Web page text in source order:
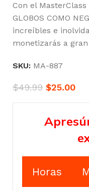
Con el MasterClass
GLOBOS COMO
increíbles e
monetizarás a
SKU: MA-887
$49.99 $25.00
Horas